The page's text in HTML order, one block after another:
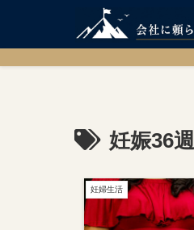
妊娠36週
妊婦生活